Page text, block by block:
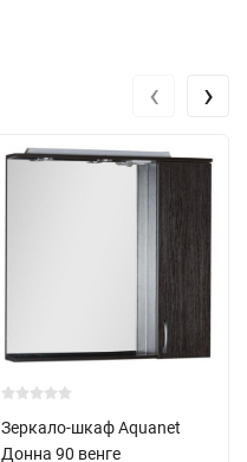
Зеркало-шкаф Aquanet
Донна 90 венге
‹ ›